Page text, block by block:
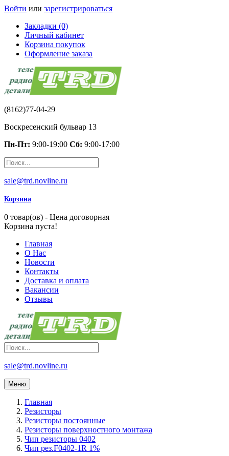
Войти или зарегистрироваться
Закладки (0)
Личный кабинет
Корзина покупок
Оформление заказа
(8162)77-04-29
Воскресенский бульвар 13
Пн-Пт: 9:00-19:00 Сб: 9:00-17:00
sale@trd.novline.ru
Корзина
0 товар(ов) - Цена договорная
Корзина пуста!
Главная
О Нас
Новости
Контакты
Доставка и оплата
Вакансии
Отзывы
sale@trd.novline.ru
Меню
Главная
Резисторы
Резисторы постоянные
Резисторы поверхностного монтажа
Чип резисторы 0402
Чип рез.F0402-1R 1%